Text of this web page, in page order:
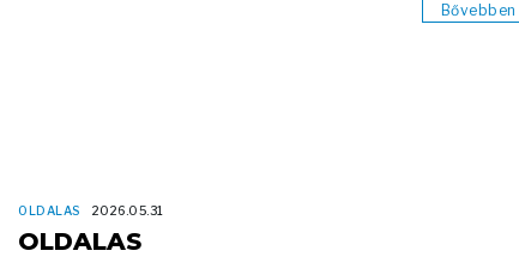
Bővebben
OLDALAS 2026.05.31
OLDALAS